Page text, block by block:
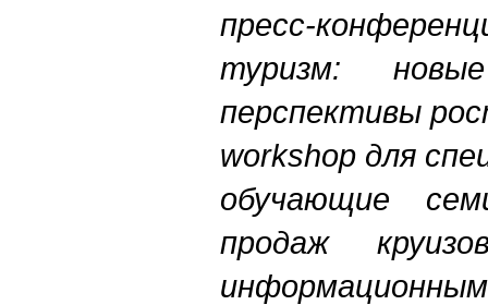
пресс-
туризм:
перспективы
workshop для
обучающие
продаж